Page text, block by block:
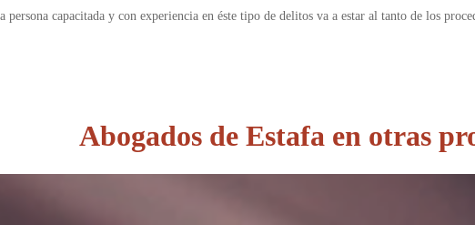
persona capacitada y con experiencia en éste tipo de delitos va a estar al tanto de los
Abogados de Estafa en otras